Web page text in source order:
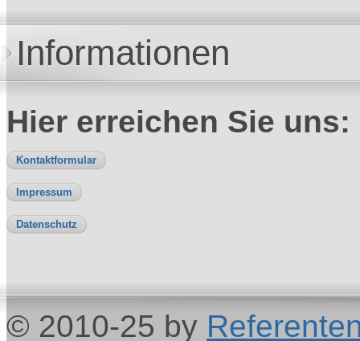
Informationen
Hier erreichen Sie uns:
Kontaktformular
Impressum
Datenschutz
© 2010-25 by